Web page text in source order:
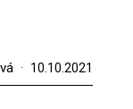
10.10.2021